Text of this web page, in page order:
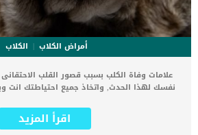
أمراض الكلاب
الكلاب
علامات وفاة الكلب بسبب قصور القلب
نفسك لهذا الحدث, واتخاذ جميع احتياطتك انت
يتعرض لها جميع الكائنات الحية بما فى ذلك
يعتبر عضوا رئيسيا فى جسم الكلاب, واى قصور
اقرأ المزيد